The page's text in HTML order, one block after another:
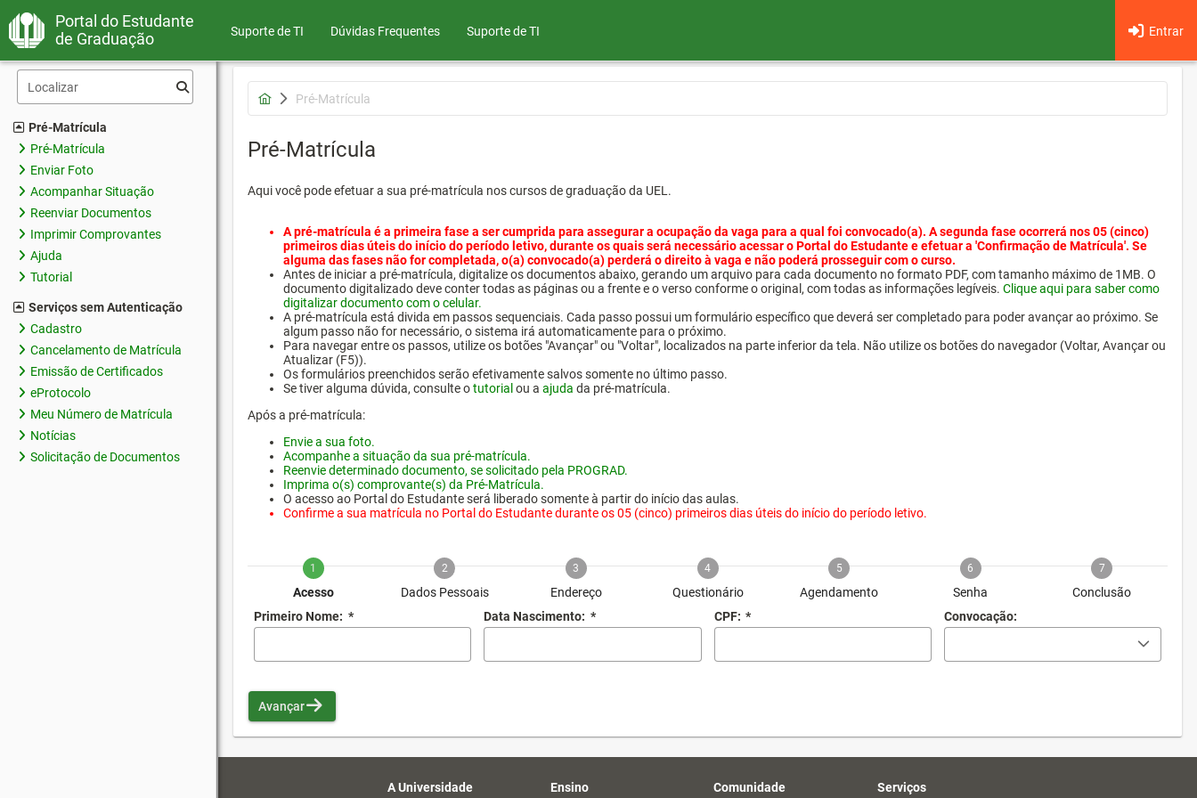
Portal do Estudante
de Graduação
Suporte de TI Dúvidas Frequentes Entrar
Suporte de TI
Pré-Matrícula
Pré-Matrícula
Enviar Foto
Acompanhar Situação
Reenviar Documentos
Imprimir Comprovantes
Ajuda
Tutorial
Serviços sem Autenticação
Cadastro
Cancelamento de Matrícula
Emissão de Certificados
eProtocolo
Meu Número de Matrícula
Notícias
Solicitação de Documentos
Pré-Matrícula
Pré-Matrícula
Aqui você pode efetuar a sua pré-matrícula nos cursos de graduação da UEL.
A pré-matrícula é a primeira fase a ser cumprida para assegurar a ocupação da vaga para a qual foi convocado(a). A segunda fase ocorrerá nos 05 (cinco)
primeiros dias úteis do início do período letivo, durante os quais será necessário acessar o Portal do Estudante e efetuar a 'Confirmação de Matrícula'. Se
alguma das fases não for completada, o(a) convocado(a) perderá o direito à vaga e não poderá prosseguir com o curso.
Antes de iniciar a pré-matrícula, digitalize os documentos abaixo, gerando um arquivo para cada documento no formato PDF, com tamanho máximo de 1MB. O
documento digitalizado deve conter todas as páginas ou a frente e o verso conforme o original, com todas as informações legíveis. Clique aqui para saber como
digitalizar documento com o celular.
A pré-matrícula está divida em passos sequenciais. Cada passo possui um formulário específico que deverá ser completado para poder avançar ao próximo. Se
algum passo não for necessário, o sistema irá automaticamente para o próximo.
Para navegar entre os passos, utilize os botões "Avançar" ou "Voltar", localizados na parte inferior da tela. Não utilize os botões do navegador (Voltar, Avançar ou
Atualizar (F5)).
Os formulários preenchidos serão efetivamente salvos somente no último passo.
Se tiver alguma dúvida, consulte otutorial ou a ajuda da pré-matrícula.
Após a pré-matrícula:
Envie a sua foto.
Acompanhe a situação da sua pré-matrícula.
Reenvie determinado documento, se solicitado pela PROGRAD.
Imprima o(s) comprovante(s) da Pré-Matrícula.
O acesso ao Portal do Estudante será liberado somente à partir do início das aulas.
Confirme a sua matrícula no Portal do Estudante durante os 05 (cinco) primeiros dias úteis do início do período letivo.
1
Acesso
2
Dados Pessoais
3
Endereço
4
Questionário
5
Agendamento
6
Senha
7
Conclusão
Primeiro Nome: * Data Nascimento: * CPF: * Convocação:
Avançar
A Universidade Ensino Comunidade Serviços